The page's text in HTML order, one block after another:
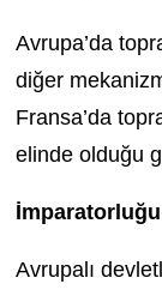
Avrupa’da
diğer
Fransa’da
elinde olduğu
Avrupalı